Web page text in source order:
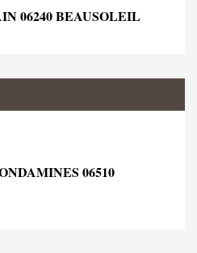
06240 BEAUSOLEIL
06510